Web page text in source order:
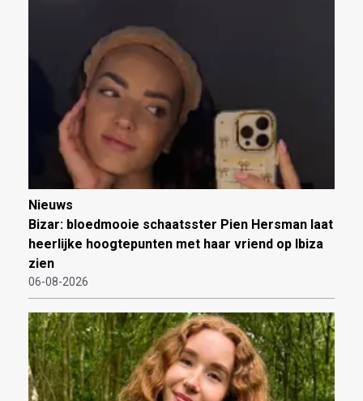
Nieuws
Bizar: bloedmooie schaatsster Pien Hersman laat
heerlijke hoogtepunten met haar vriend op Ibiza
zien
06-08-2026